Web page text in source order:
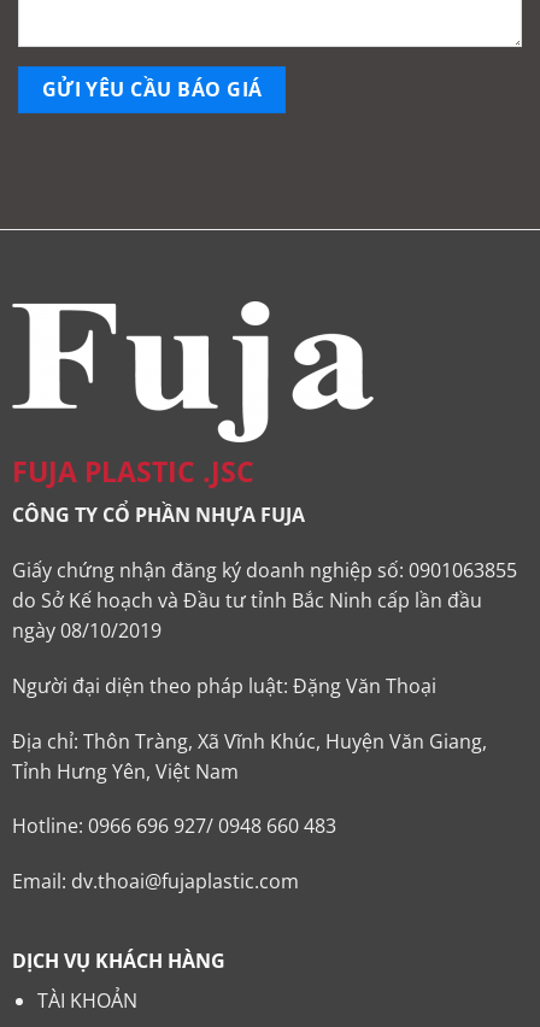
FUJA PLASTIC .JSC
CÔNG TY CỔ PHẦN NHỰA FUJA
Giấy chứng nhận đăng ký doanh nghiệp số: 0901063855
do Sở Kế hoạch và Đầu tư tỉnh Bắc Ninh cấp lần đầu
ngày 08/10/2019
Người đại diện theo pháp luật: Đặng Văn Thoại
Địa chỉ: Thôn Tràng, Xã Vĩnh Khúc, Huyện Văn Giang,
Tỉnh Hưng Yên, Việt Nam
Hotline: 0966 696 927/ 0948 660 483
Email: dv.thoai@fujaplastic.com
DỊCH VỤ KHÁCH HÀNG
TÀI KHOẢN